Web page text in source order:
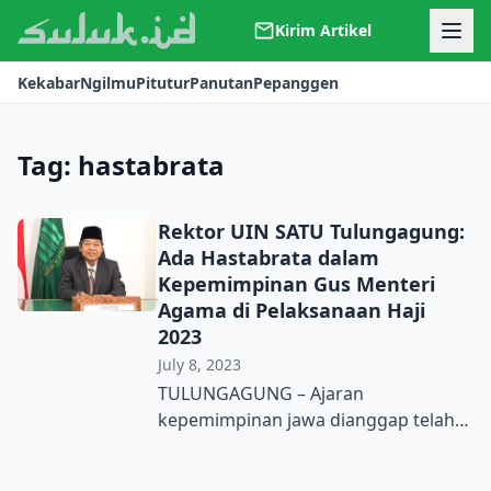
Kirim Artikel
Kerjasama
Kontak
KekabarNgilmuPituturPanutanPepanggen
Tag: hastabrata
Rektor UIN SATU Tulungagung:
Ada Hastabrata dalam
Kepemimpinan Gus Menteri
Agama di Pelaksanaan Haji
2023
July 8, 2023
TULUNGAGUNG – Ajaran
kepemimpinan jawa dianggap telah